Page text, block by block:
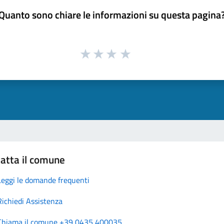
sono chiare le informazioni su questa
il comune
le domande frequenti
Assistenza